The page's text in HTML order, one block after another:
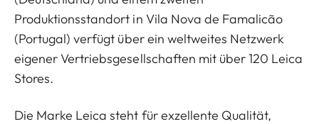
Produktionsstandort in Vila Nova de Famalicão
(Portugal) verfügt über ein weltweites Netzwerk
eigener Vertriebsgesellschaften mit über 120 Leica
Stores.
Die Marke Leica steht für exzellente Qualität,